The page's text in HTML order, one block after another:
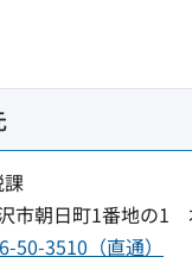
市朝日町1番地の1
50-3510（直通）